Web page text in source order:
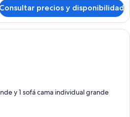
precios y disponibilidad
Un dormitorio moderno con una
y 1 sofá cama individual grande